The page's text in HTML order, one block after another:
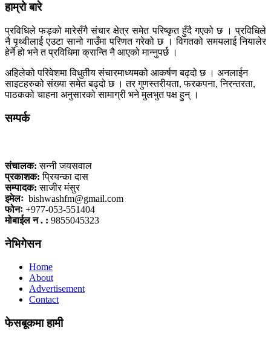
हाम्रो बारे
प्रविधिले फड्को मारेसँगै संचार क्षेत्र समेत परिष्कृत हुँदै गएको छ । प्रविधिले
नै पृथ्वीलाई एउटा सानो गाउँमा परिणत गरेको छ । विगतको समयलाई नियालेर
हेर्ने हो भने त प्रविधिमा क्रान्ति नै आएको मान्नुपर्छ ।
अहिलेको परिवेशमा विधुतीय संचारमाध्यमको आकर्षण बढ्दो छ । अनलाईन
साइटहरुको संख्या समेत बढ्दो छ । तर गुणस्तरीयता, फरकपना, निरन्तरता,
पाठकको चाहना अनुसारको सामाग्री भने मुलभुत पक्ष हुन् ।
सम्पर्क
संचालक: सन्नी जयसवाल
प्रकाशक: प्रियन्का दास
सम्पादक: साजीर मंसुर
इमेलः bishwashfm@gmail.com
फोनः +977-053-551404
मोबाईल न . : 9855045323
नेभिगेसन
Home
About
Advertisement
Contact
फेसबूकमा हामी